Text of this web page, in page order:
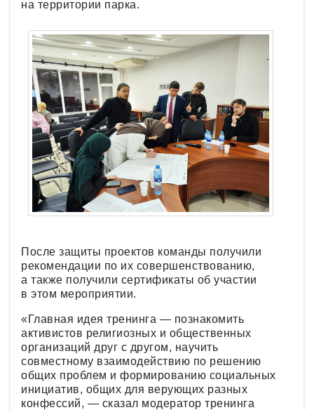
на территории парка.
После защиты проектов команды получили
рекомендации по их совершенствованию,
а также получили сертификаты об участии
в этом мероприятии.
«Главная идея тренинга — познакомить
активистов религиозных и общественных
организаций друг с другом, научить
совместному взаимодействию по решению
общих проблем и формированию социальных
инициатив, общих для верующих разных
конфессий, — сказал модератор тренинга